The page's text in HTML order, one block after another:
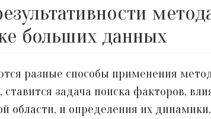
больших данных
разные способы применения
ставится задача поиска факторов,
области, и определения их